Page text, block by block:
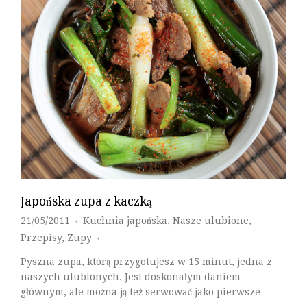
Japońska zupa z kaczką
21/05/2011 ♦ Kuchnia japońska, Nasze ulubione,
Przepisy, Zupy ♦
Pyszna zupa, którą przygotujesz w 15 minut, jedna z
naszych ulubionych. Jest doskonałym daniem
głównym, ale można ją też serwować jako pierwsze